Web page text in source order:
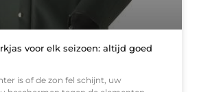
voor elk seizoen: altijd goed
is of de zon fel schijnt, uw